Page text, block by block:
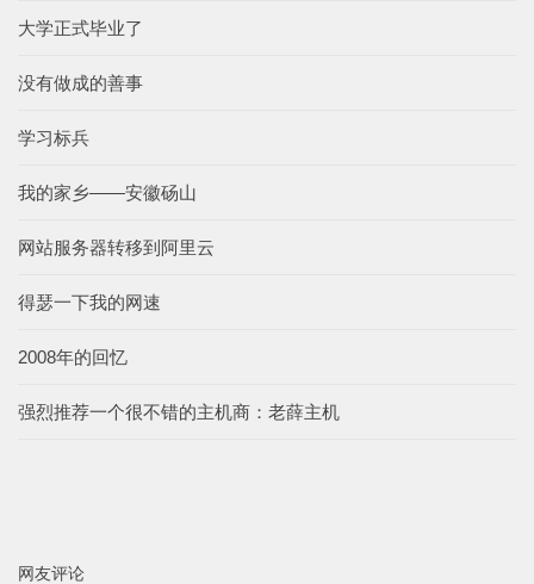
大学正式毕业了
没有做成的善事
学习标兵
我的家乡——安徽砀山
网站服务器转移到阿里云
得瑟一下我的网速
2008年的回忆
强烈推荐一个很不错的主机商：老薛主机
网友评论